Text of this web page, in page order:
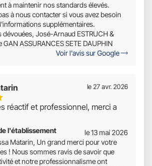
à maintenir nos standards élevés.
à nous contacter si vous avez besoin
supplémentaires.
dévouées, José-Arnaud ESTRUCH &
GAN ASSURANCES SETE DAUPHIN
Voir l'avis sur Google
le 27 avr. 2026
réactif et professionnel, merci a
l'établissement
le 13 mai 2026
Matarin, Un grand merci pour votre
! Nous sommes ravis de savoir que
et notre professionnalisme ont